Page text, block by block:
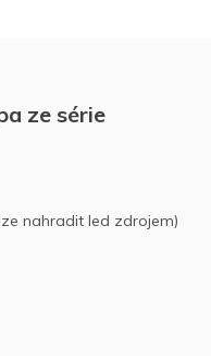
ze série
nahradit led zdrojem)